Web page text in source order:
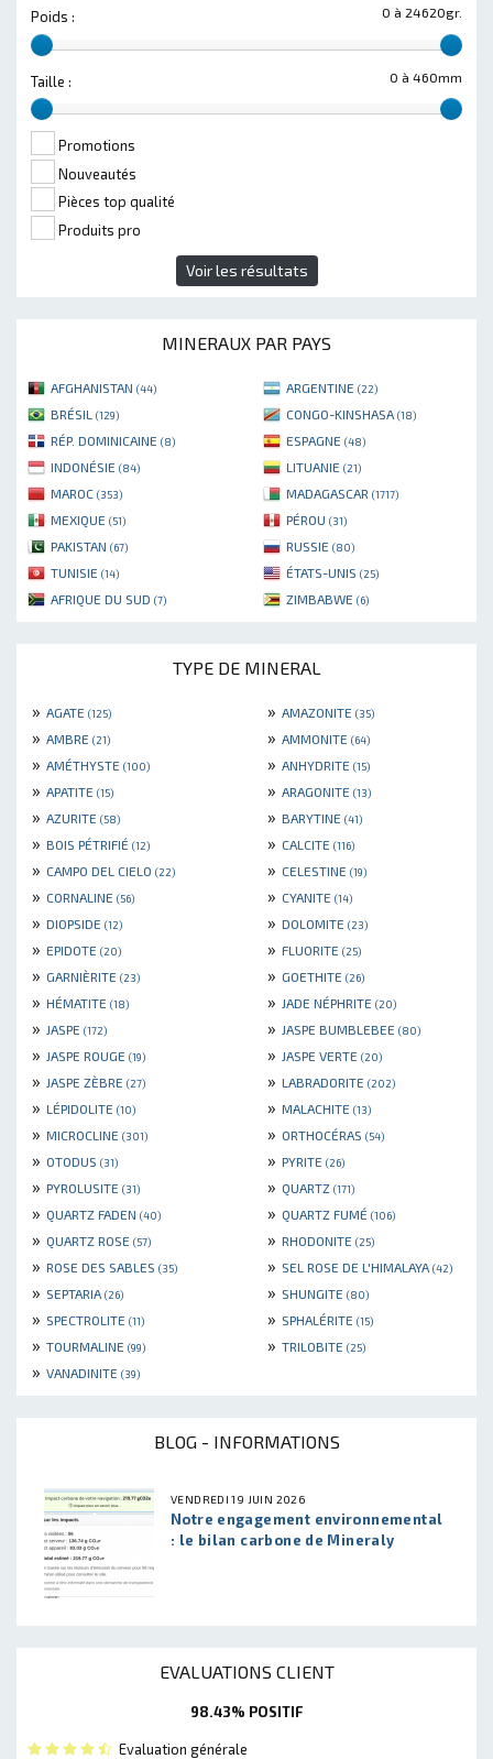
0 à 24620gr.
Poids :
0 à 460mm
Taille :
Promotions
Nouveautés
Pièces top qualité
Produits pro
Voir les résultats
MINERAUX PAR PAYS
AFGHANISTAN (44) ARGENTINE (22)
BRÉSIL (129) CONGO-KINSHASA (18)
RÉP. DOMINICAINE (8) ESPAGNE (48)
INDONÉSIE (84) LITUANIE (21)
MAROC (353) MADAGASCAR (1717)
MEXIQUE (51) PÉROU (31)
PAKISTAN (67) RUSSIE (80)
TUNISIE (14) ÉTATS-UNIS (25)
AFRIQUE DU SUD (7) ZIMBABWE (6)
TYPE DE MINERAL
» AGATE (125) » AMAZONITE (35)
» AMBRE (21) » AMMONITE (64)
» AMÉTHYSTE (100) » ANHYDRITE (15)
» APATITE (15) » ARAGONITE (13)
» AZURITE (58) » BARYTINE (41)
» BOIS PÉTRIFIÉ (12) » CALCITE (116)
» CAMPO DEL CIELO (22) » CELESTINE (19)
» CORNALINE (56) » CYANITE (14)
» DIOPSIDE (12) » DOLOMITE (23)
» EPIDOTE (20) » FLUORITE (25)
» GARNIÈRITE (23) » GOETHITE (26)
» HÉMATITE (18) » JADE NÉPHRITE (20)
» JASPE (172) » JASPE BUMBLEBEE (80)
» JASPE ROUGE (19) » JASPE VERTE (20)
» JASPE ZÈBRE (27) » LABRADORITE (202)
» LÉPIDOLITE (10) » MALACHITE (13)
» MICROCLINE (301) » ORTHOCÉRAS (54)
» OTODUS (31) » PYRITE (26)
» PYROLUSITE (31) » QUARTZ (171)
» QUARTZ FADEN (40) » QUARTZ FUMÉ (106)
» QUARTZ ROSE (57) » RHODONITE (25)
» ROSE DES SABLES (35) » SEL ROSE DE L'HIMALAYA (42)
» SEPTARIA (26) » SHUNGITE (80)
» SPECTROLITE (11) » SPHALÉRITE (15)
» TOURMALINE (99) » TRILOBITE (25)
» VANADINITE (39)
BLOG - INFORMATIONS
VENDREDI 19 JUIN 2026
Notre engagement environnemental
: le bilan carbone de Mineraly
EVALUATIONS CLIENT
98.43% POSITIF
Evaluation générale